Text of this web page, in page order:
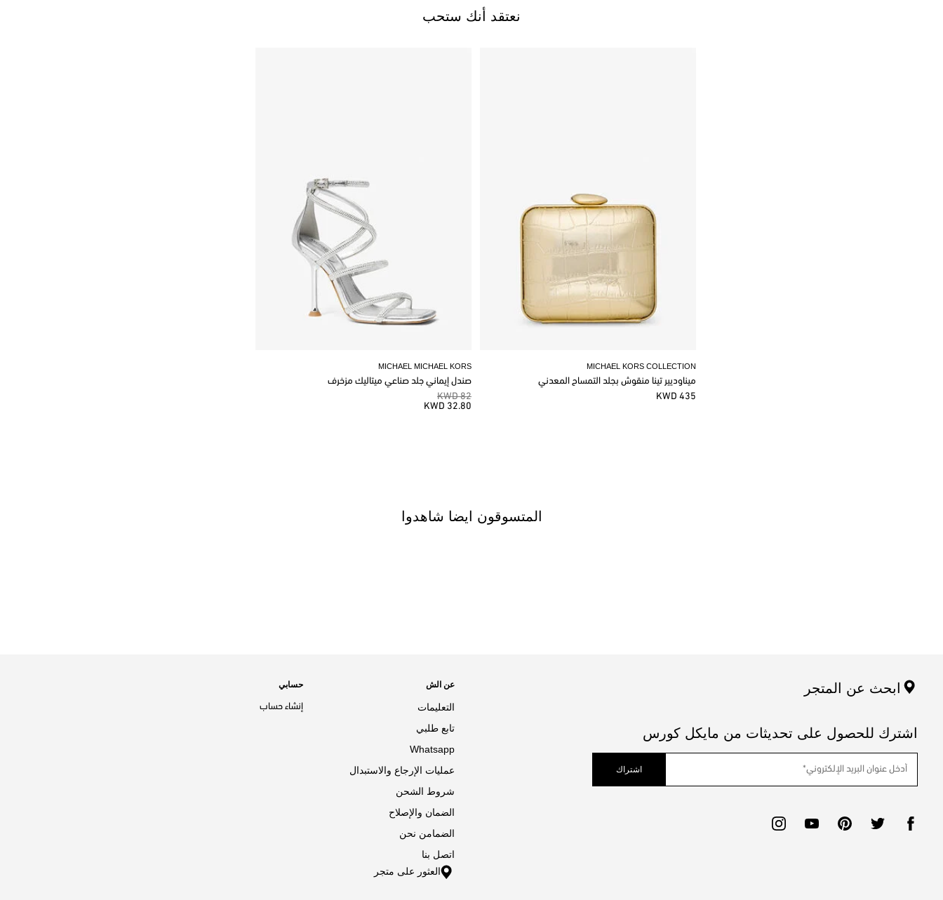
نعتقد أنك ستحب
MICHAEL MICHAEL KORS
صندل إيماني جلد صناعي ميتاليك مزخرف
82 KWD
32.80 KWD
MICHAEL KORS COLLECTION
ميناوديير تينا منقوش بجلد التمساح المعدني
435 KWD
المتسوقون ايضا شاهدوا
ابحث عن المتجر
اشترك للحصول على تحديثات من مايكل كورس
اشتراك
عن الش
التعليمات
تابع طلبي
Whatsapp
عمليات الإرجاع والاستبدال
شروط الشحن
الضمان والإصلاح
الضمامن نحن
اتصل بنا
العثور على متجر
حسابي
إنشاء حساب